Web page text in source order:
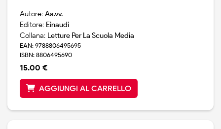
Autore: Aa.vv.
Editore: Einaudi
Collana: Letture Per La Scuola Media
EAN: 9788806495695
ISBN: 8806495690
15.00 €
AGGIUNGI AL CARRELLO